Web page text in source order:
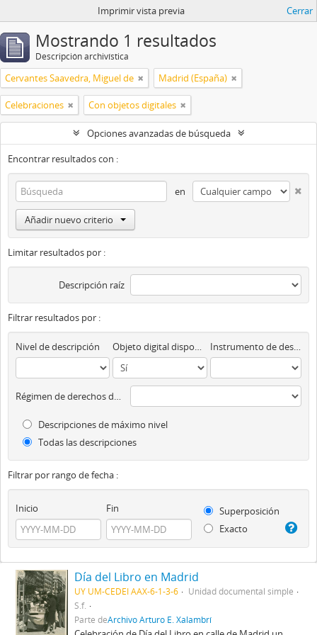
Imprimir vista previa Cerrar
Mostrando 1 resultados
Descripción archivística
Cervantes Saavedra, Miguel de Madrid (España)
Celebraciones Con objetos digitales
Opciones avanzadas de búsqueda
Encontrar resultados con :
en
Añadir nuevo criterio
Limitar resultados por :
Descripción raíz
Filtrar resultados por :
Nivel de descripción Objeto digital disponibles Instrumento de descripción
Régimen de derechos de autor
Descripciones de máximo nivel
Todas las descripciones
Filtrar por rango de fecha :
Inicio Fin
Superposición
Exacto
Día del Libro en Madrid
UY UM-CEDEI AAX-6-1-3-6
Unidad documental simple
S.f.
Parte deArchivo Arturo E. Xalambrí